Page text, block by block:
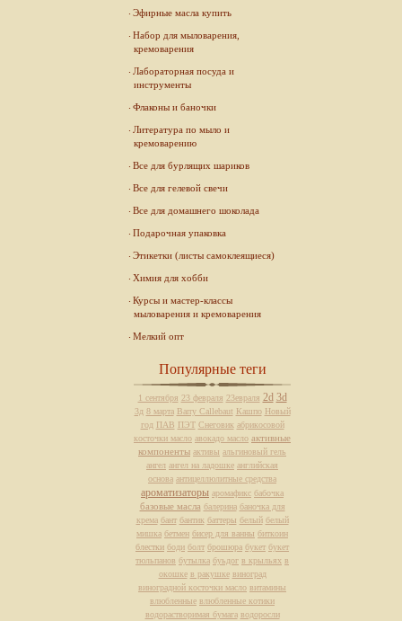
Эфирные масла купить
Набор для мыловарения,
кремоварения
Лабораторная посуда и
инструменты
Флаконы и баночки
Литература по мыло и
кремоварению
Все для бурлящих шариков
Все для гелевой свечи
Все для домашнего шоколада
Подарочная упаковка
Этикетки (листы самоклеящиеся)
Химия для хобби
Курсы и мастер-классы
мыловарения и кремоварения
Мелкий опт
Популярные теги
1 сентября 23 февраля 23евраля 2d 3d
3д 8 марта Barry Callebaut Кашпо Новый
год ПАВ ПЭТ Снеговик абрикосовой
косточки масло авокадо масло активные
компоненты активы альгиновый гель
ангел ангел на ладошке английская
основа антицеллюлитные средства
ароматизаторы аромафикс бабочка
базовые масла балерина баночка для
крема бант бантик баттеры белый белый
мишка бетмен бисер для ванны биткоин
блестки боди болт брошюра букет букет
тюльпанов бутылка буьдог в крыльях в
окошке в ракушке виноград
виноградной косточки масло витамины
влюбленные влюбленные котики
водорастворимая бумага водоросли